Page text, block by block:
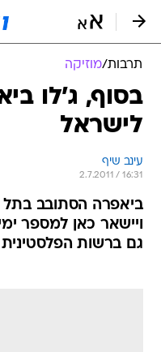
תרבות/מוזיקה
בסוף, ג'לו
לישראל
עינב שיף
2.7.2011 / 16:31
ביאפרה הסתובב בתל
ויישאר כאן למספר
גם ברשות הפלסטינית